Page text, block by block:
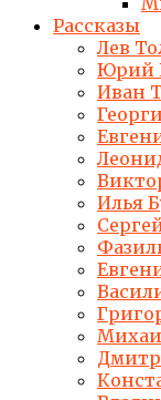
Рассказы
Лев
Юрий
Иван
Илья